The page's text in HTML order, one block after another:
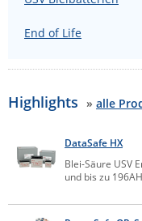
Elsys
Enginko - mcf88
Gude
Guntermann &
High Sec Labs
Icron
End of Life
Highlights » alle
DataSafe HX
Blei-Säure USV
und bis zu